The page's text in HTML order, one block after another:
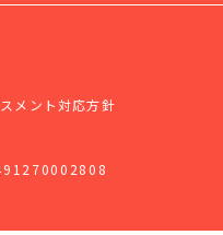
メント対応方針